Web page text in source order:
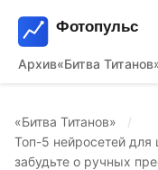
Архив«Битва
«Битва Титанов»
Топ-5 нейросетей для
забудьте о ручных